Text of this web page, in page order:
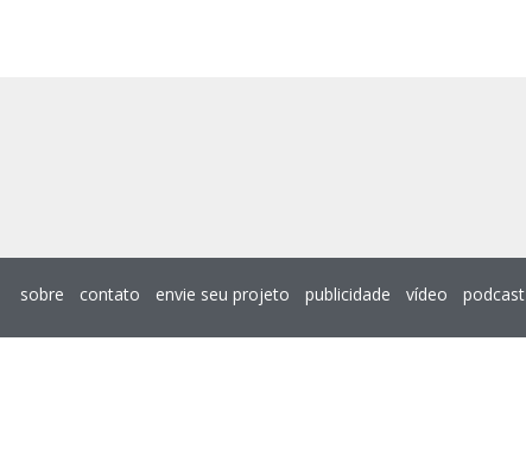
sobre contato envie seu projeto publicidade vídeo podcast